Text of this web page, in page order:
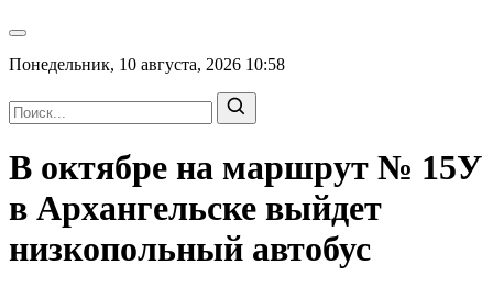
Понедельник, 10 августа, 2026 10:58
В октябре на маршрут № 15У
в Архангельске выйдет
низкопольный автобус